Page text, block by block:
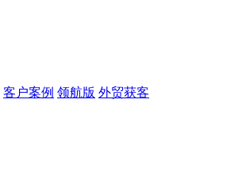
客户案例 领航版 外贸获客